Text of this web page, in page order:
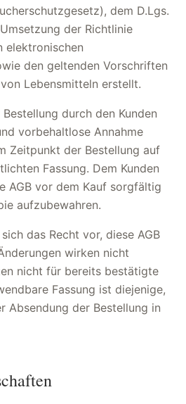
dem D.Lgs.
der Richtlinie
elektronischen
den geltenden Vorschriften
Lebensmitteln erstellt.
durch den Kunden
vorbehaltlose Annahme
Zeitpunkt der Bestellung auf
Fassung. Dem Kunden
AGB vor dem Kauf sorgfältig
aufzubewahren.
das Recht vor, diese AGB
wirken nicht
nicht für bereits bestätigte
Fassung ist diejenige,
Absendung der Bestellung in